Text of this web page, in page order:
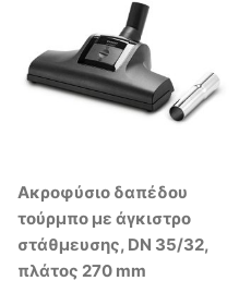
Ακροφύσιο δαπέδου
τούρμπο με άγκιστρο
στάθμευσης, DN 35/32,
πλάτος 270 mm